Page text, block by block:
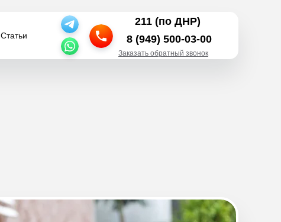
Статьи
Статьи 8 (949) 500-03-00
211 (по ДНР)
Заказать обратный звонок